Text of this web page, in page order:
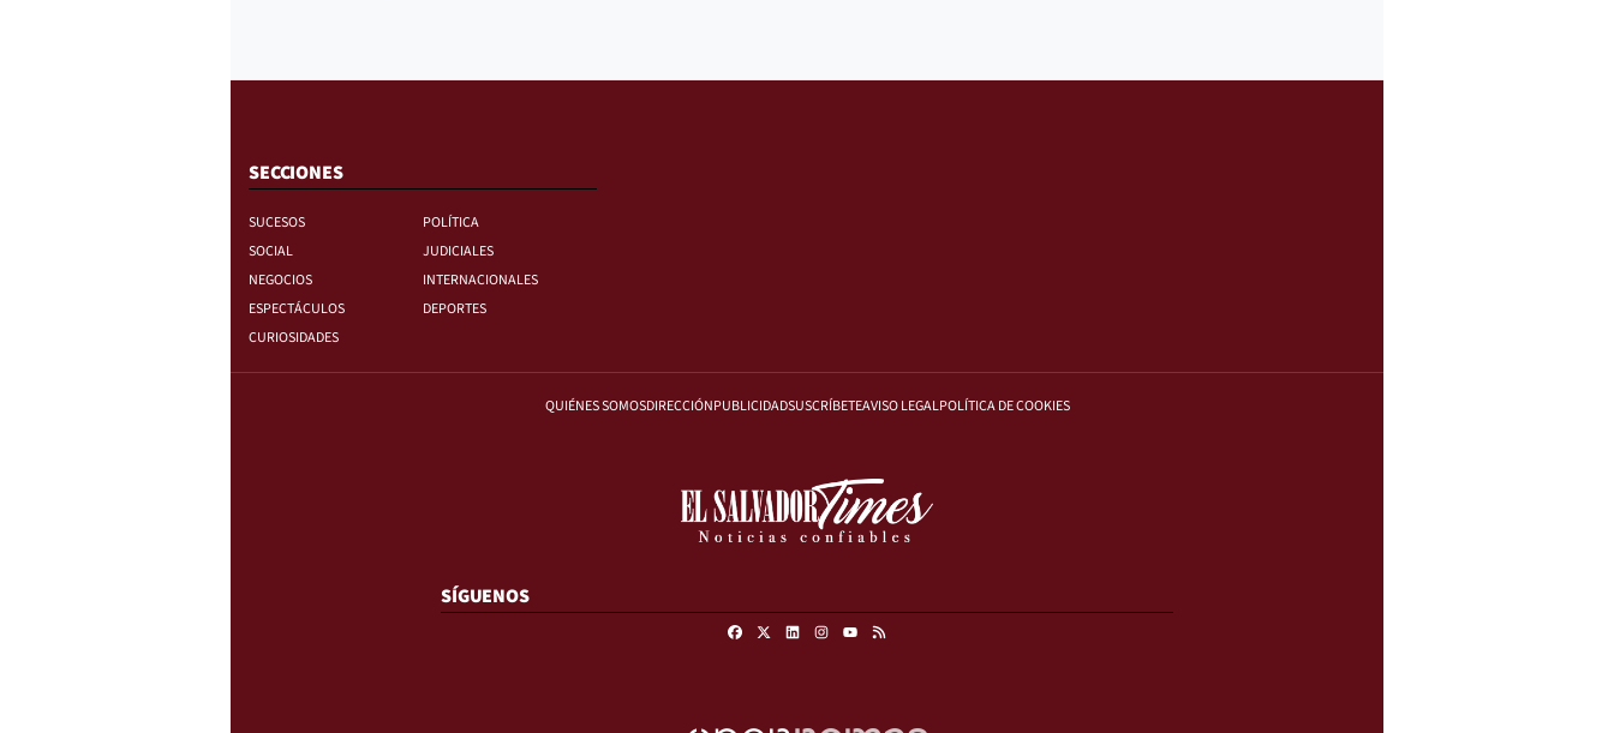
SECCIONES
SUCESOS
POLÍTICA
SOCIAL
JUDICIALES
NEGOCIOS
INTERNACIONALES
ESPECTÁCULOS
DEPORTES
CURIOSIDADES
QUIÉNES SOMOSDIRECCIÓNPUBLICIDADSUSCRÍBETEAVISO LEGALPOLÍTICA DE COOKIES
SÍGUENOS
FacebookLinkedinInstagram